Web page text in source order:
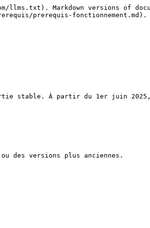
Markdown versions of
prerequis-fonctionnement.md).
stable. À partir du 1er juin
des versions plus anciennes.